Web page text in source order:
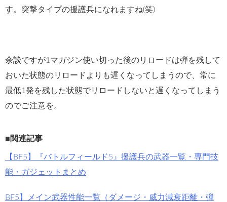
す。突撃タイプの援護兵になれますね(笑)
余談ですが1マガジン使い切った後のリロードは弾を残して
おいた状態のリロードよりも遅くなってしまうので、常に
最低1発を残した状態でリロードしないと遅くなってしまう
のでご注意を。
■関連記事
【BF5】『バトルフィールド5』援護兵の武器一覧・専門技
能・ガジェットまとめ
BF5】メイン武器性能一覧（ダメージ・威力減衰距離・弾